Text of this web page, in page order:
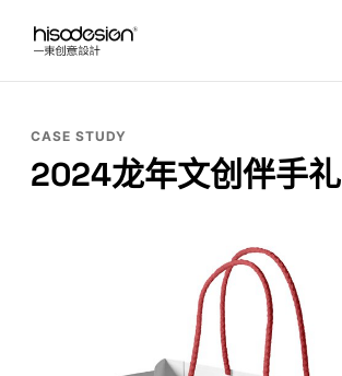
CASE STUDY
2024龙年文创伴手礼